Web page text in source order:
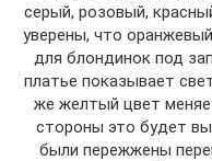
серый, розовый,
уверены, что
для блондинок под
платье показывает
же желтый цвет
стороны это будет
были пережжены